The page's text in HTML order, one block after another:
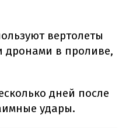
вертолеты
дронами в проливе,
дней после
удары.